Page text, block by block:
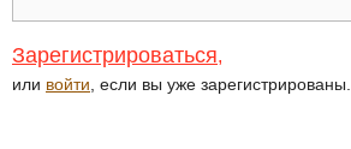
Зарегистрироваться,
или войти, если вы уже зарегистрированы.